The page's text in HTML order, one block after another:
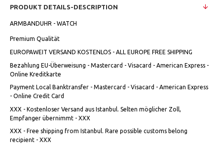
PRODUKT DETAILS-DESCRIPTION
ARMBANDUHR - WATCH
Premium Qualität
EUROPAWEIT VERSAND KOSTENLOS - ALL EUROPE FREE SHIPPING
Bezahlung EU-Überweisung - Mastercard - Visacard - American Express -
Online Kreditkarte
Payment Local Banktransfer - Mastercard - Visacard - American Express
- Online Credit Card
XXX - Kostenloser Versand aus Istanbul. Selten möglicher Zoll,
Empfanger übernimmt - XXX
XXX - Free shipping from Istanbul. Rare possible customs belong
recipient - XXX